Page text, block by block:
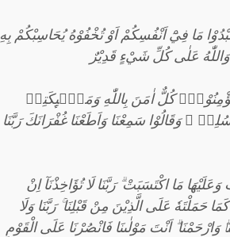
مَا فِيْٓ اَنْفُسِكُمْ اَوْ تُخْفُوْهُ يُحَاسِبْكُمْ بِهِ
عَلٰى كُلِّ شَيْءٍ قَدِيْرٌ
كُلٌّ اٰمَنَ بِاللّٰهِ وَمَلٰۤىِٕكَتِهٖ
وَقَالُوْا سَمِعْنَا وَاَطَعْنَا غُفْرَانَكَ رَبَّنَا
مَا اكْتَسَبَتْ ۗ رَبَّنَا لَا تُؤَاخِذْنَآ اِنْ
حَمَلْتَهٗ عَلَى الَّذِيْنَ مِنْ قَبْلِنَا ۚ رَبَّنَا وَلَا
وَارْحَمْنَا ۗ اَنْتَ مَوْلٰىنَا فَانْصُرْنَا عَلَى الْقَوْمِ